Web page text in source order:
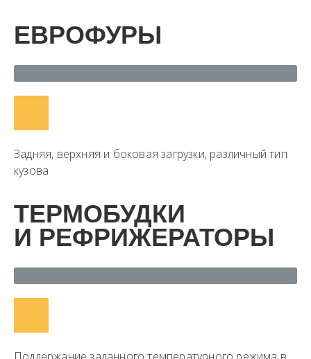
ЕВРОФУРЫ
Задняя, верхняя и боковая загрузки, различный тип
кузова
ТЕРМОБУДКИ
И РЕФРИЖЕРАТОРЫ